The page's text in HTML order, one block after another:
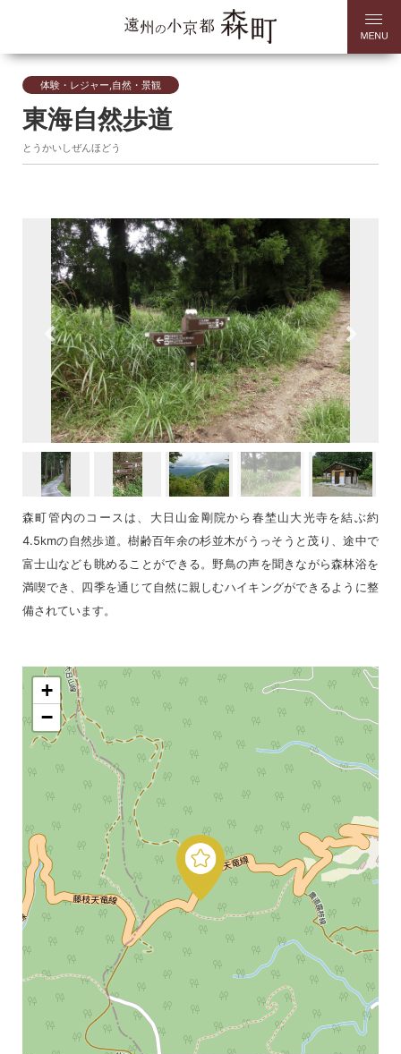
体験・レジャー,自然・景観
東海自然歩道
とうかいしぜんほどう
森町管内のコースは、大日山金剛院から春埜山大光寺を結ぶ約
4.5kmの自然歩道。樹齢百年余の杉並木がうっそうと茂り、途中で
富士山なども眺めることができる。野鳥の声を聞きながら森林浴を
満喫でき、四季を通じて自然に親しむハイキングができるように整
備されています。
+
−